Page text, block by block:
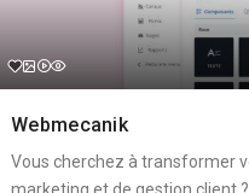
Webmecanik
Vous cherchez à transformer